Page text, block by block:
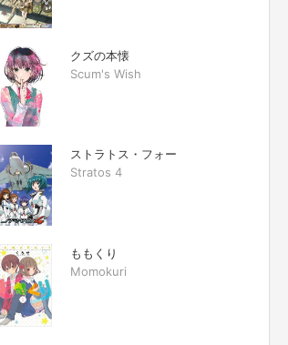
クズの本懐
Scum's Wish
ストラトス・フォー
Stratos 4
ももくり
Momokuri